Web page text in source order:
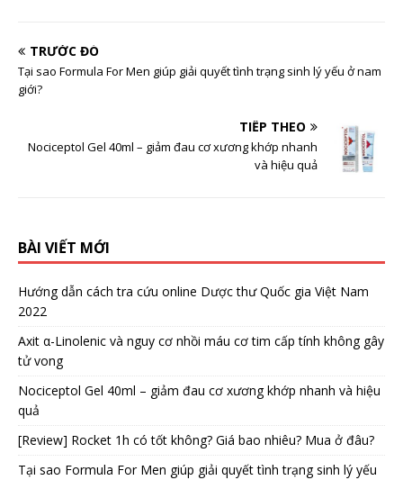
TRƯỚC ĐÓ
Tại sao Formula For Men giúp giải quyết tình trạng sinh lý yếu ở nam
giới?
TIẾP THEO
Nociceptol Gel 40ml – giảm đau cơ xương khớp nhanh
và hiệu quả
BÀI VIẾT MỚI
Hướng dẫn cách tra cứu online Dược thư Quốc gia Việt Nam
2022
Axit α-Linolenic và nguy cơ nhồi máu cơ tim cấp tính không gây
tử vong
Nociceptol Gel 40ml – giảm đau cơ xương khớp nhanh và hiệu
quả
[Review] Rocket 1h có tốt không? Giá bao nhiêu? Mua ở đâu?
Tại sao Formula For Men giúp giải quyết tình trạng sinh lý yếu